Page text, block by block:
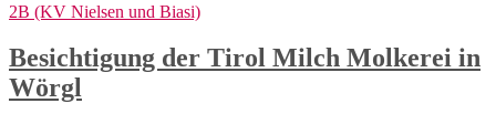
2B (KV Nielsen und Biasi)
Besichtigung der Tirol Milch Molkerei in
Wörgl